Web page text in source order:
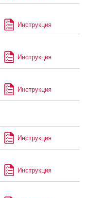
Инструкция
Инструкция
Инструкция
Инструкция
Инструкция